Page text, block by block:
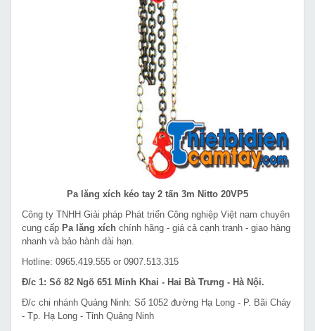
Pa lăng xích kéo tay 2 tấn 3m Nitto 20VP5
Công ty TNHH Giải pháp Phát triển Công nghiệp Việt nam chuyên
cung cấp Pa lăng xích chính hãng - giá cả cạnh tranh - giao hàng
nhanh và bảo hành dài hạn.
Hotline: 0965.419.555 or 0907.513.315
Đ/c 1: Số 82 Ngõ 651 Minh Khai - Hai Bà Trưng - Hà Nội.
Đ/c chi nhánh Quảng Ninh: Số 1052 đường Hạ Long - P. Bãi Cháy
- Tp. Hạ Long - Tỉnh Quảng Ninh